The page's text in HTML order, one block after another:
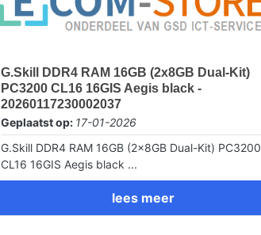
G.Skill DDR4 RAM 16GB (2x8GB Dual-Kit)
PC3200 CL16 16GIS Aegis black -
20260117230002037
Geplaatst op: 17-01-2026
G.Skill DDR4 RAM 16GB (2x8GB Dual-Kit) PC3200
CL16 16GIS Aegis black ...
lees meer